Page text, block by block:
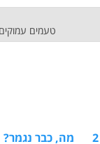
טעמים
מה, כבר נגמר?